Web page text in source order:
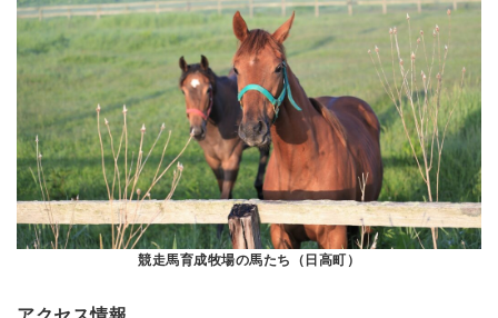
競走馬育成牧場の馬たち（日高町）